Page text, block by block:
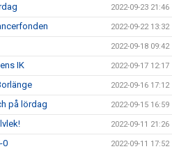
2022-09-23 21:46
2022-09-22 13:32
2022-09-18 09:42
IK 2022-09-17 12:17
2022-09-16 17:12
på lördag 2022-09-15 16:59
2022-09-11 21:26
0 2022-09-11 17:52